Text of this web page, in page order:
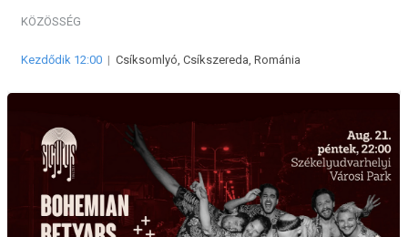
KÖZÖSSÉG
Kezdődik 12:00 | Csíksomlyó, Csíkszereda, Románia